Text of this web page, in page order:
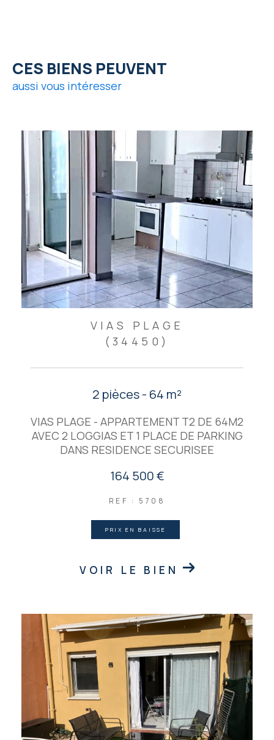
CES BIENS PEUVENT
aussi vous intéresser
VIAS PLAGE
(34450)
2 pièces - 64 m²
VIAS PLAGE - APPARTEMENT T2 DE 64M2
AVEC 2 LOGGIAS ET 1 PLACE DE PARKING
DANS RESIDENCE SECURISEE
164 500 €
REF : 5708
PRIX EN BAISSE
VOIR LE BIEN